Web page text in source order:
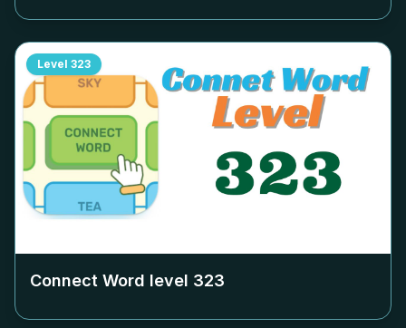
Level 323
Connect Word level 323